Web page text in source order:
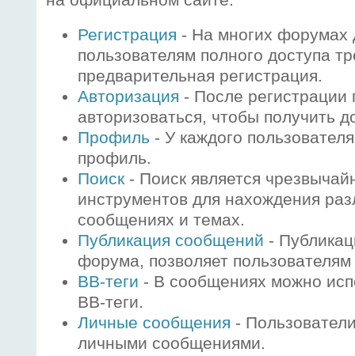
Регистрация - На многих форумах
пользователям полного доступа
предварительная регистрация.
Авторизация - После
авторизоваться, чтобы получить
Профиль - У каждого
профиль.
Поиск - Поиск является
инструментов для нахождения
сообщениях и темах.
Публикация сообщений -
форума, позволяет
BB-теги - В сообщениях можно
BB-теги.
Личные сообщения -
личными сообщениями.